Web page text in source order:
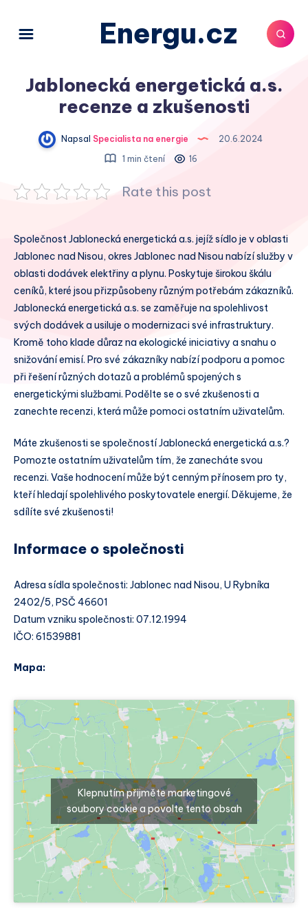
Energu.cz
Jablonecká energetická a.s.
recenze a zkušenosti
Napsal Specialista na energie
20.6.2024
1 min čtení
16
Rate this post
Společnost Jablonecká energetická a.s. jejíž sídlo je v oblasti
Jablonec nad Nisou, okres Jablonec nad Nisou nabízí služby v
oblasti dodávek elektřiny a plynu. Poskytuje širokou škálu
ceníků, které jsou přizpůsobeny různým potřebám zákazníků.
Jablonecká energetická a.s. se zaměřuje na spolehlivost
svých dodávek a usiluje o modernizaci své infrastruktury.
Kromě toho klade důraz na ekologické iniciativy a snahu o
snižování emisí. Pro své zákazníky nabízí podporu a pomoc
při řešení různých dotazů a problémů spojených s
energetickými službami. Podělte se o své zkušenosti a
zanechte recenzi, která může pomoci ostatním uživatelům.
Máte zkušenosti se společností Jablonecká energetická a.s.?
Pomozte ostatním uživatelům tím, že zanecháte svou
recenzi. Vaše hodnocení může být cenným přínosem pro ty,
kteří hledají spolehlivého poskytovatele energií. Děkujeme, že
sdílíte své zkušenosti!
Informace o společnosti
Adresa sídla společnosti: Jablonec nad Nisou, U Rybníka
2402/5, PSČ 46601
Datum vzniku společnosti: 07.12.1994
IČO: 61539881
Mapa:
Klepnutím přijměte marketingové
soubory cookie a povolte tento obsah